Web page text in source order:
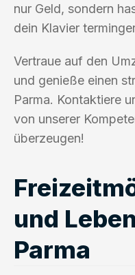
nur Geld, sondern
dein Klavier
Vertraue auf den
und genieße einen
Parma. Kontaktiere
von unserer
überzeugen!
und
Parma